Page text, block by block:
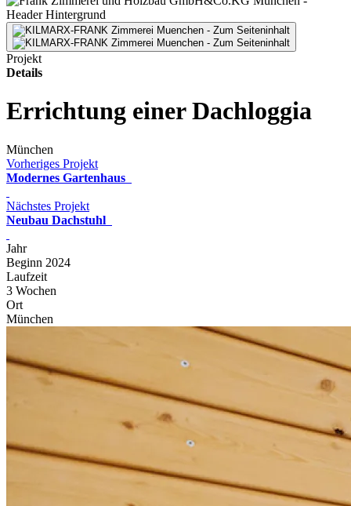
Projekt
Details
Errichtung einer Dachloggia
München
Vorheriges Projekt
Modernes Gartenhaus
Nächstes Projekt
Neubau Dachstuhl
Jahr
Beginn 2024
Laufzeit
3 Wochen
Ort
München